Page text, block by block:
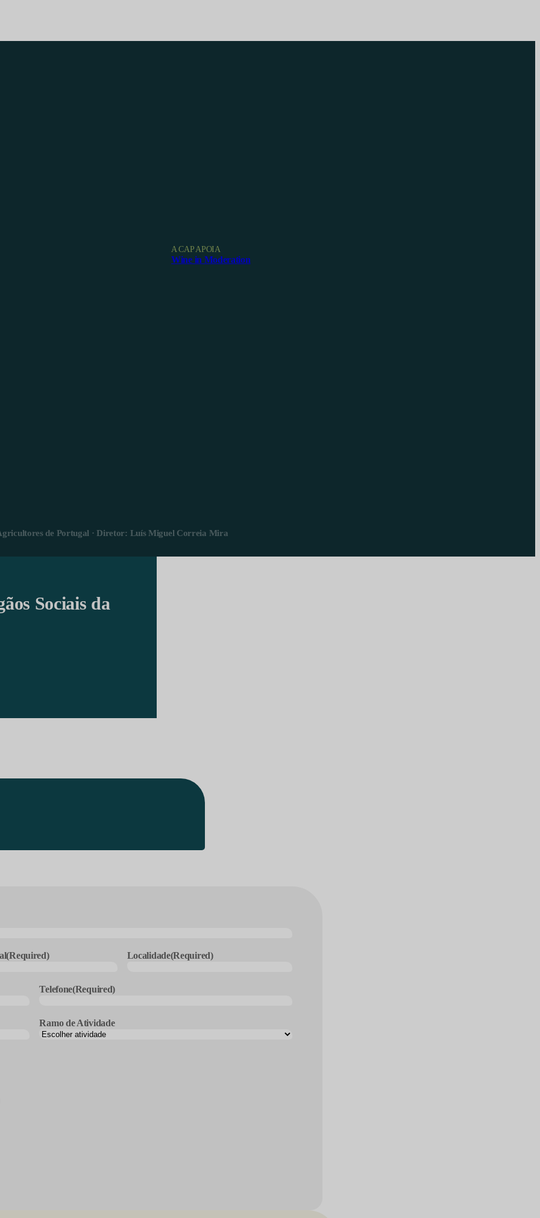
A CAP APOIA
Wine in Moderation
de Portugal · Diretor: Luís Miguel Correia Mira
Sociais da
(Required) Localidade(Required)
Telefone(Required)
Ramo de Atividade